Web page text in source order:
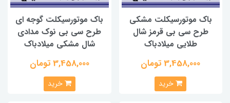
باک موتورسیکلت مشکی
طرح سی بی قرمز شال
طلایی میلادباک
3,458,000 تومان
خرید
باک موتورسیکلت گوجه ای
طرح سی بی نوک مدادی
شال مشکی میلادباک
3,458,000 تومان
خرید